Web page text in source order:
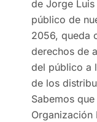
de Jorge
público de
2056, queda
derechos de
del público a
de los
Sabemos
Organización